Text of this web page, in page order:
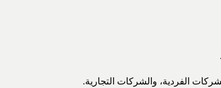
الفردية، والشركات التجارية.